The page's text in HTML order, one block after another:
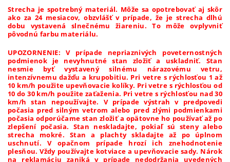
Strecha je spotrebný materiál. Môže sa opotrebovať aj skôr
ako za 24 mesiacov, obzvlášť v prípade, že je strecha dlhú
dobu vystavená slnečnému žiareniu. To môže ovplyvniť
pôvodnú farbu materiálu.
UPOZORNENIE: V prípade nepriaznivých poveternostných
podmienok je nevyhnutné stan zložiť a uskladniť. Stan
nesmie byť vystavený silnému nárazovému vetru,
intenzívnemu dažďu a krupobitiu. Pri vetre s rýchlosťou 1 až
10 km/h použite upevňovacie kolíky. Pri vetre s rýchlosťou od
10 do 30 km/h použite zaťaženia. Pri vetre s rýchlosťou nad 30
km/h stan nepoužívajte. V prípade výstrah v predpovedi
počasia pred silným vetrom alebo pred zlými podmienkami
počasia odporúčame stan zložiť a opätovne ho používať až po
zlepšení počasia. Stan neskladajte, pokiaľ sú steny alebo
strecha mokré. Stan a plachty skladajte až po úplnom
uschnutí. V opačnom prípade hrozí ich znehodnotenie
plesňou. Vždy používajte kotviace a upevňovacie sady. Nárok
na reklamáciu zaniká v prípade nedodržania uvedených